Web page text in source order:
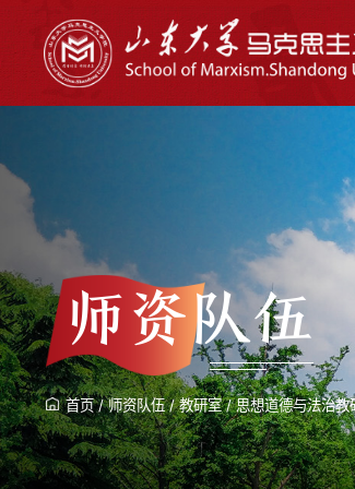
师资队伍
首页/师资队伍/教研室/思想道德与法治教